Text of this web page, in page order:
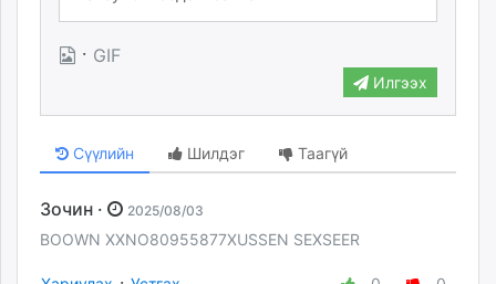
· GIF
Илгээх
Сүүлийн Шилдэг Таагүй
Зочин · 2025/08/03
BOOWN XXNO80955877XUSSEN SEXSEER